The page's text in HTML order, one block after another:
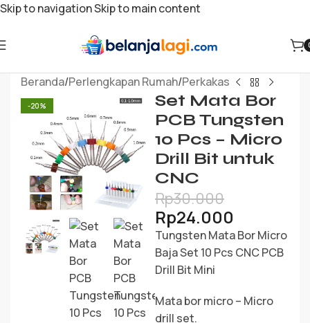
Skip to navigationSkip to main content
Beranda/Perlengkapan Rumah/Perkakas
-20%
Set Mata Bor
PCB Tungsten
10 Pcs – Micro
Drill Bit untuk
CNC
Rp30.000
Rp24.000
Tungsten Mata Bor Micro
Baja Set 10 Pcs CNC PCB
Drill Bit Mini
Mata bor micro – Micro
drill set.